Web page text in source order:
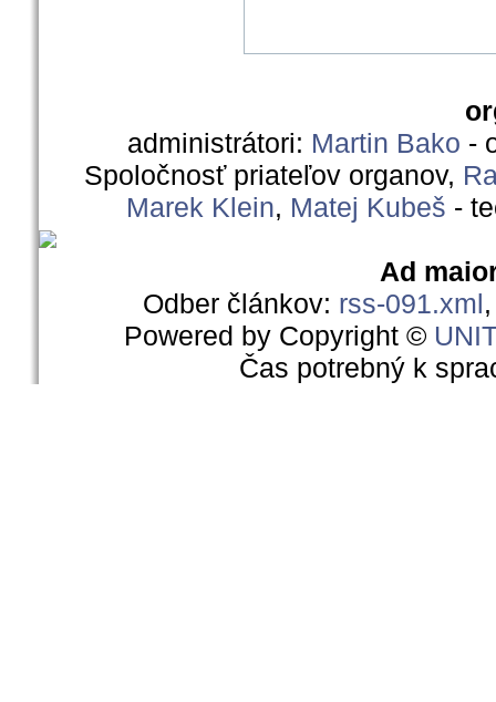
administrátori: Martin Bako -
Spoločnosť priateľov organov,
Marek Klein, Matej Kubeš -
Ad
Odber článkov: rss-091.xml
Powered by Copyright ©
Čas potrebný k